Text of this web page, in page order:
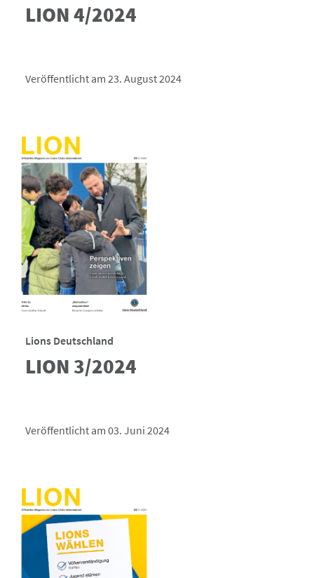
LION 4/2024
Veröffentlicht am 23. August 2024
Lions Deutschland
LION 3/2024
Veröffentlicht am 03. Juni 2024